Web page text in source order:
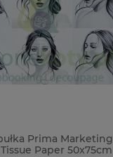
Prima Marketing
Paper 50x75cm